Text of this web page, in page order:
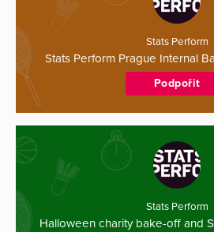
Stats Perform
Stats Perform Prague Internal
Podpořit
Stats Perform
Halloween charity bake-off and